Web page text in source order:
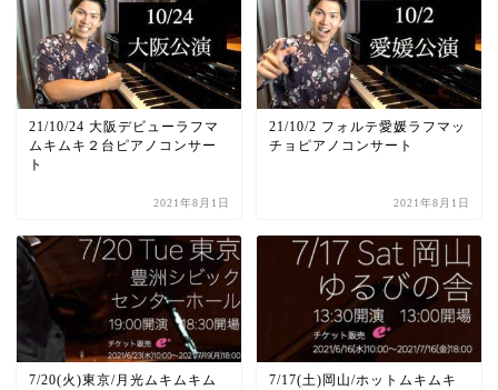
21/10/24 大阪デビューラフマ
ムキムキ２台ピアノコンサー
ト
2021年8月1日
21/10/2 フォルテ愛媛ラフマッ
チョピアノコンサート
2021年8月1日
7/20(火)東京/月光ムキムキム
7/17(土)岡山/ホットムキムキ